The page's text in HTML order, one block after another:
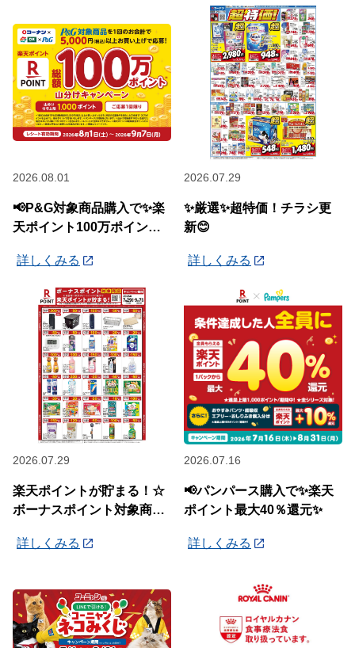
2026.08.01
📢P&G対象商品購入で✨楽
天ポイント100万ポイント
詳しくみる
2026.07.29
✨厳選✨超特価！チラシ更
新😊
詳しくみる
2026.07.29
楽天ポイントが貯まる！☆
ボーナスポイント対象商品
詳しくみる
2026.07.16
📢パンパース購入で✨楽天
ポイント最大40％還元✨
詳しくみる